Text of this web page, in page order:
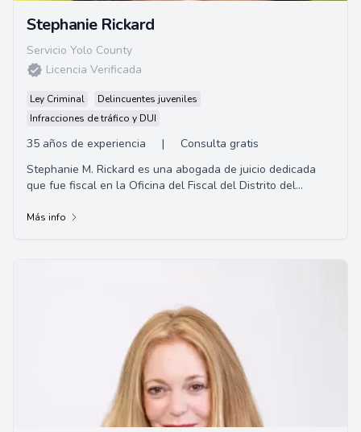
Stephanie Rickard
Servicio Yolo County
Licencia Verificada
Ley Criminal
Delincuentes juveniles
Infracciones de tráfico y DUI
35 años de experiencia |
Consulta gratis
Stephanie M. Rickard es una abogada de juicio dedicada
que fue fiscal en la Oficina del Fiscal del Distrito del
Más info